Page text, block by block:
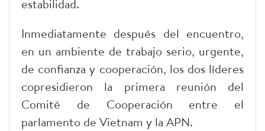
estabilidad.
Inmediatamente después del encuentro,
en un ambiente de trabajo serio, urgente,
de confianza y cooperación, los dos líderes
copresidieron la primera reunión del
Comité de Cooperación entre el
parlamento de Vietnam y la APN.